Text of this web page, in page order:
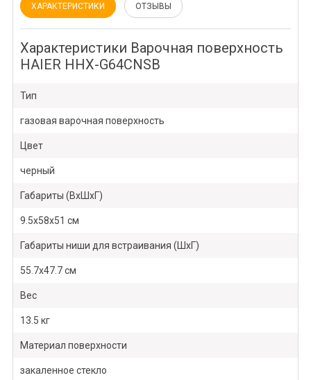
ХАРАКТЕРИСТИКИ ОТЗЫВЫ
Характеристики Варочная поверхность
HAIER HHX-G64CNSB
Тип
газовая варочная поверхность
Цвет
черный
Габариты (ВхШхГ)
9.5х58х51 см
Габариты ниши для встраивания (ШхГ)
55.7х47.7 см
Вес
13.5 кг
Материал поверхности
закаленное стекло